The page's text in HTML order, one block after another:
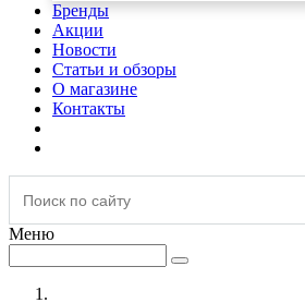
Бренды
Акции
Новости
Статьи и обзоры
О магазине
Контакты
Меню